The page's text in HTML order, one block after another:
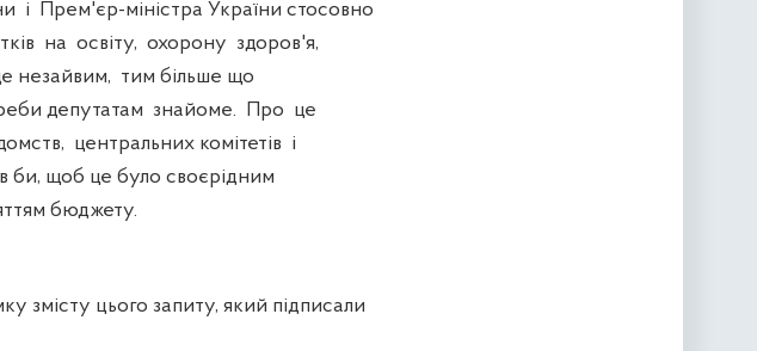
і Прем'єр-міністра України стосовно
на освіту, охорону здоров'я,
незайвим, тим більше що
депутатам знайоме. Про це
центральних комітетів і
би, щоб це було своєрідним
бюджету.
змісту цього запиту, який підписали